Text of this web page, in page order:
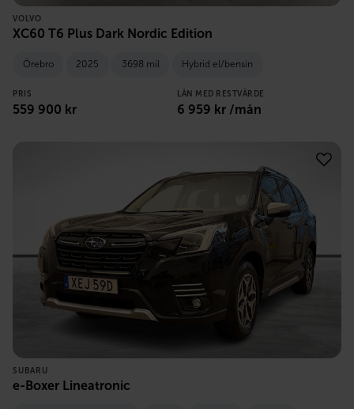
VOLVO
XC60 T6 Plus Dark Nordic Edition
Örebro 2025 3698 mil Hybrid el/bensin
PRIS
559 900 kr
LÅN MED RESTVÄRDE
6 959 kr /mån
SUBARU
e-Boxer Lineatronic